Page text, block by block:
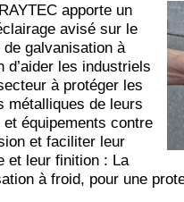
apporte un
avisé sur le
de galvanisation à
d’aider les industriels
à protéger les
métalliques de leurs
et équipements contre
et faciliter leur
et leur finition : La
à froid, pour une